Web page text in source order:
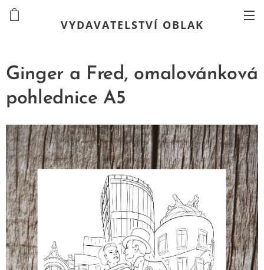
VYDAVATELSTVÍ OBLAK
Ginger a Fred, omalovánková
pohlednice A5